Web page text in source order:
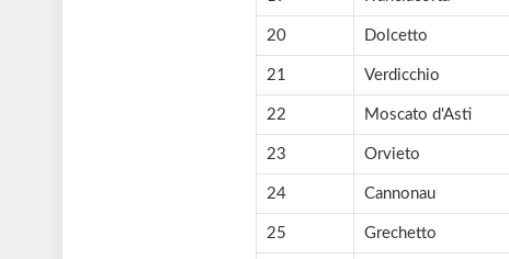
20 Dolcetto
21 Verdicchio
22 Moscato d'Asti
23 Orvieto
24 Cannonau
25 Grechetto